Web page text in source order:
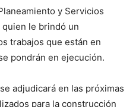
y Servicios
quien le brindó un
trabajos que están en
pondrán en ejecución.
adjudicará en las próximas
para la construcción